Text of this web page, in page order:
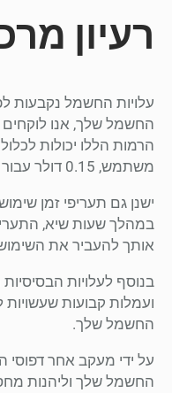
רעיון
משתמש, 0.15 דולר עבור ה-kWh הבאים שבין 501 ל-1000, ו-0.20 דולר עבור כל שימוש מעל 1000 kWh.
במהלך שעות שיא,
אותך להעביר את
בנוסף לעלויות
ועמלות קבועות
החשמל שלך.
על ידי מעקב אחר דפוסי
החשמל שלך וליהנות